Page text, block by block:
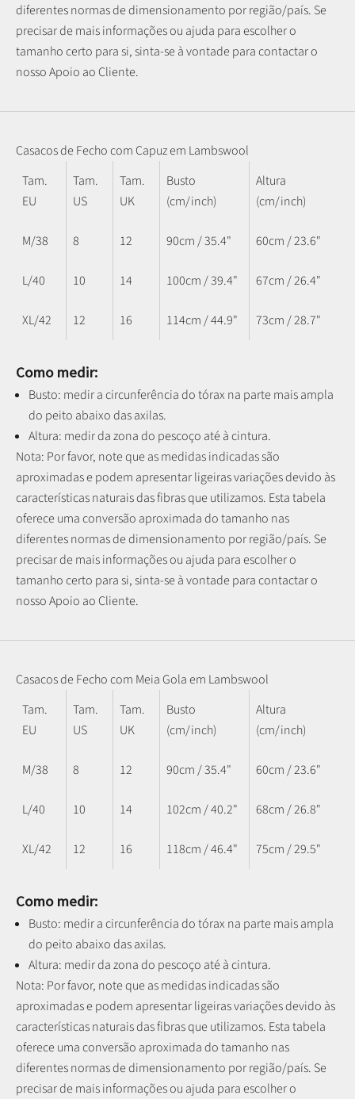
diferentes normas de dimensionamento por região/país. Se
precisar de mais informações ou ajuda para escolher o
tamanho certo para si, sinta-se à vontade para contactar o
nosso Apoio ao Cliente.
Casacos de Fecho com Capuz em Lambswool
Tam.
EU
Tam.
US
Tam.
UK
Busto
(cm/inch)
Altura
(cm/inch)
M/38 8 12 90cm / 35.4" 60cm / 23.6"
L/40 10 14 100cm / 39.4" 67cm / 26.4"
XL/42 12 16 114cm / 44.9" 73cm / 28.7"
Como medir:
Busto: medir a circunferência do tórax na parte mais ampla
do peito abaixo das axilas.
Altura: medir da zona do pescoço até à cintura.
Nota: Por favor, note que as medidas indicadas são
aproximadas e podem apresentar ligeiras variações devido às
características naturais das fibras que utilizamos. Esta tabela
oferece uma conversão aproximada do tamanho nas
diferentes normas de dimensionamento por região/país. Se
precisar de mais informações ou ajuda para escolher o
tamanho certo para si, sinta-se à vontade para contactar o
nosso Apoio ao Cliente.
Casacos de Fecho com Meia Gola em Lambswool
Tam.
EU
Tam.
US
Tam.
UK
Busto
(cm/inch)
Altura
(cm/inch)
M/38 8 12 90cm / 35.4" 60cm / 23.6"
L/40 10 14 102cm / 40.2" 68cm / 26.8"
XL/42 12 16 118cm / 46.4" 75cm / 29.5"
Como medir:
Busto: medir a circunferência do tórax na parte mais ampla
do peito abaixo das axilas.
Altura: medir da zona do pescoço até à cintura.
Nota: Por favor, note que as medidas indicadas são
aproximadas e podem apresentar ligeiras variações devido às
características naturais das fibras que utilizamos. Esta tabela
oferece uma conversão aproximada do tamanho nas
diferentes normas de dimensionamento por região/país. Se
precisar de mais informações ou ajuda para escolher o